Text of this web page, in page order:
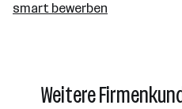
smart bewerben
Weitere